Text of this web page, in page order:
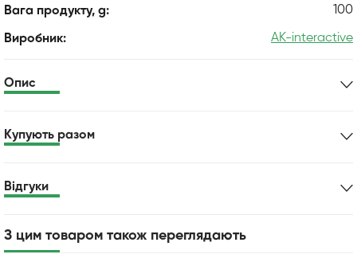
Вага продукту, g: 100
Виробник: AK-interactive
Опис
Купують разом
Відгуки
З цим товаром також переглядають